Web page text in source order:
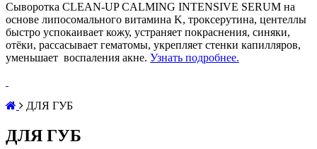
Сыворотка CLEAN-UP CALMING INTENSIVE SERUM на
основе липосомального витамина K, троксерутина, центеллы
быстро успокаивает кожу, устраняет покраснения, синяки,
отёки, рассасывает гематомы, укрепляет стенки капилляров,
уменьшает воспаления акне. Узнать подробнее.
ДЛЯ ГУБ
ДЛЯ ГУБ